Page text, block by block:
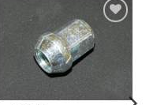
Zum
Merkzettel
hinzufügen